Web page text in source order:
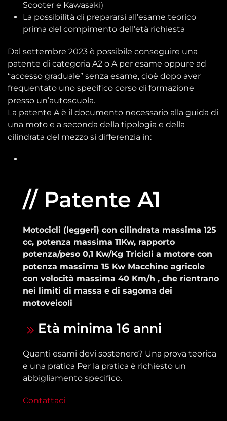
Scooter e Kawasaki)
La possibilità di prepararsi all’esame teorico
prima del compimento dell’età richiesta
Dal settembre 2023 è possibile conseguire una
patente di categoria A2 o A per esame oppure ad
“accesso graduale” senza esame, cioè dopo aver
frequentato uno specifico corso di formazione
presso un’autoscuola.
La patente A è il documento necessario alla guida di
una moto e a seconda della tipologia e della
cilindrata del mezzo si differenzia in:
// Patente A1
Motocicli (leggeri) con cilindrata massima 125
cc, potenza massima 11Kw, rapporto
potenza/peso 0,1 Kw/Kg Tricicli a motore con
potenza massima 15 Kw Macchine agricole
con velocità massima 40 Km/h , che rientrano
nei limiti di massa e di sagoma dei
motoveicoli
Età minima 16 anni
Quanti esami devi sostenere? Una prova teorica
e una pratica Per la pratica è richiesto un
abbigliamento specifico.
Contattaci